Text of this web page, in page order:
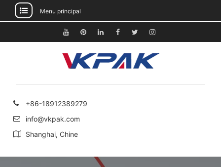
au
Menu principal
YoutubePinterestLinkedinFacebook
Gazouillement
Instagram
+86-18912389279
info@vkpak.com
Shanghai, Chine